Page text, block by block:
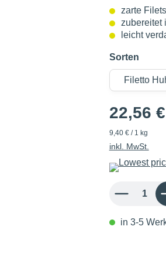
zarte
zubereitet
leicht
Sorten
22,56 €
9,40 € / 1 kg
inkl. MwSt.
Produkt Anzahl:
in 3-5